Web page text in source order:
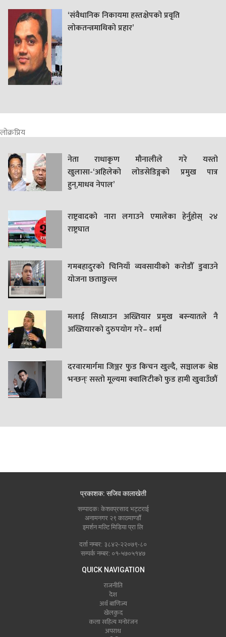
‘संवैधानिक निकायमा हस्तक्षेपको प्रवृति
लोकतन्त्रमाथिको प्रहार’
लोक्रप्रिय
नेता राधाकृण मौनालीले गरे यस्तो
खुलासा-‘अहिलेको लोडसेडिङ्गको प्रमुख पात्र
हुन्,माधव नेपाल’
राष्ट्रवादको नारा लगाउने एमालेका हेर्नुहोस् २४
राष्ट्रघात
गमबहादुरकाे चिनियाँ व्यवसायीको करोडौँ डुवाउने
याेजना छताछुल्ल
मलाई सिध्याउन अख्तियार प्रमुख बस्न्यातले नै
अख्तियारको दुरुपयोग गरे– शर्मा
दरवारमार्गमा जिञ्जर फुड किचन खुल्दै, सञ्चालक श्रेष्ठ
भन्छन्ः सस्तो मूल्यमा क्वालिटीको फुड हामी खुवाउँछौं
प्रकाशक: सजिव कालाखेती
सम्पादकः केशवप्रसाद भट्टराई
अनामनगर २९ काठमाण्डौं
इमर्शन मल्टि मिडिया प्रा लि
दर्ता नम्बर: ३८४२-२२०७९-८०
सम्पर्क नम्बर: ०१-५७०५१४७
QUICK NAVIGATION
राजनीति
देश
अर्थ बाणिज्य
खेलकुद
कला सहित्य मनोरंजन
अपराध